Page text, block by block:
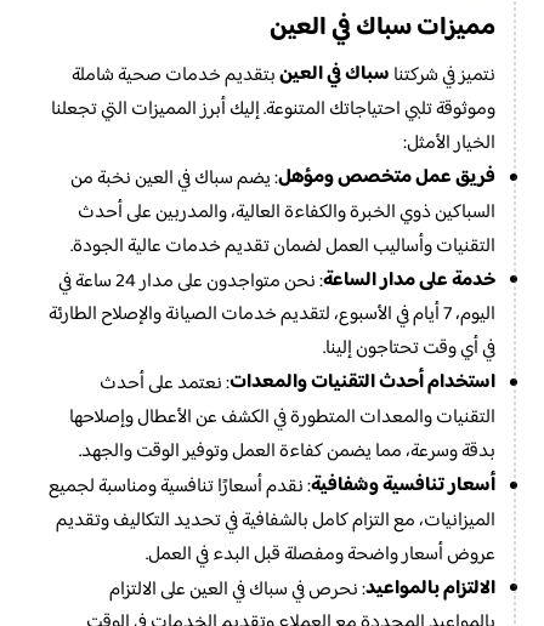
مميزات سباك في العين
نتميز في شركتناسباك في العينبتقديم خدمات صحية شاملة
وموثوقة تلبي احتياجاتك المتنوعة. إليك أبرز المميزات التي تجعلنا
الخيار الأمثل:
فريق عمل متخصص ومؤهل: يضم سباك في العين نخبة من
السباكين ذوي الخبرة والكفاءة العالية، والمدربين على أحدث
التقنيات وأساليب العمل لضمان تقديم خدمات عالية الجودة.
خدمة على مدار الساعة
: نحن متواجدون على مدار 24 ساعة في
اليوم، 7 أيام في الأسبوع، لتقديم خدمات الصيانة والإصلاح الطارئة
في أي وقت تحتاجون إلينا.
استخدام أحدث التقنيات والمعدات: نعتمد على أحدث
التقنيات والمعدات المتطورة في الكشف عن الأعطال وإصلاحها
بدقة وسرعة، مما يضمن كفاءة العمل وتوفير الوقت والجهد.
أسعار تنافسية وشفافية: نقدم أسعارًا تنافسية ومناسبة لجميع
الميزانيات، مع التزام كامل بالشفافية في تحديد التكاليف وتقديم
عروض أسعار واضحة ومفصلة قبل البدء في العمل.
الالتزام بالمواعيد: نحرص في سباك في العين على الالتزام